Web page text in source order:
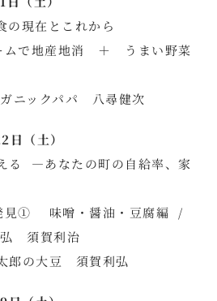
現在とこれから
ムで地産地消 ＋ うまい野菜
ニックパパ 八尋健次
（土）
る ―あなたの町の自給率、家
見① 味噌・醤油・豆腐編 /
須賀利治
郎の大豆 須賀利弘